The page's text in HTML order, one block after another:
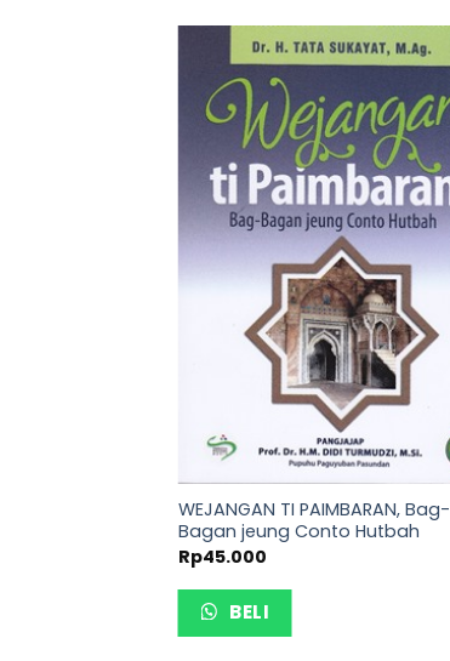
WEJANGAN TI PAIMBARAN, Bag-
Bagan jeung Conto Hutbah
Rp45.000
BELI